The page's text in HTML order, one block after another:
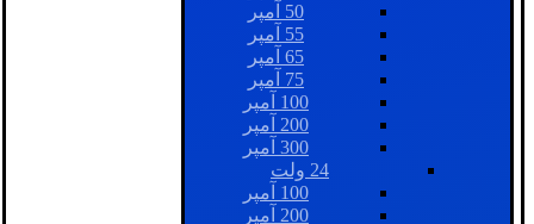
50 آمپر
55 آمپر
65 آمپر
75 آمپر
100 آمپر
200 آمپر
300 آمپر
24 ولت
100 آمپر
200 آمپر